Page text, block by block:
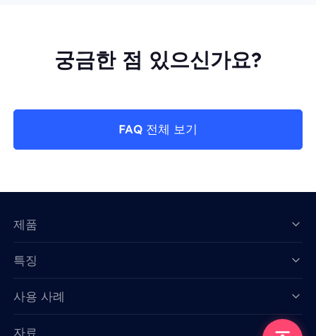
궁금한 점 있으신가요?
FAQ 전체 보기
제품
특징
사용 사례
자료